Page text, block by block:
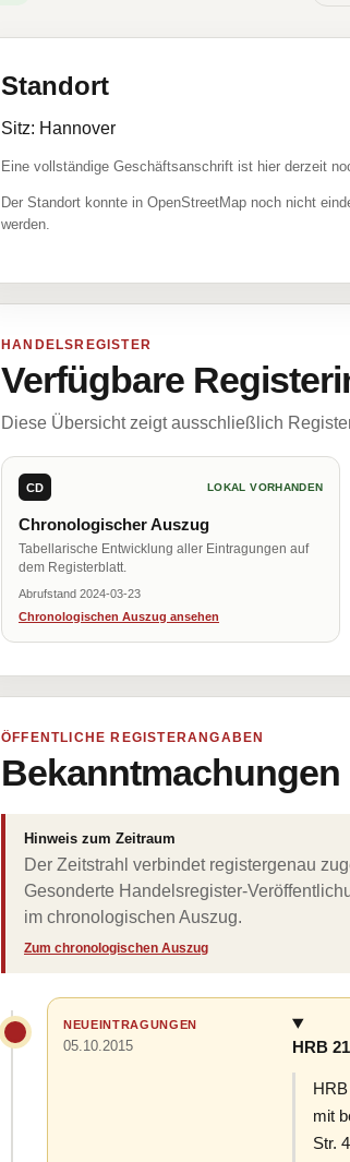
Standort
Sitz: Hannover
Eine vollständige Geschäftsanschrift ist hier derzeit
Der Standort konnte in OpenStreetMap noch nicht
werden.
HANDELSREGISTER
Verfügbare
Diese Übersicht zeigt ausschließlich
CD LOKAL VORHANDEN
Chronologischer Auszug
Tabellarische Entwicklung aller Eintragungen auf
dem Registerblatt.
Abrufstand 2024-03-23
Chronologischen Auszug ansehen
ÖFFENTLICHE REGISTERANGABEN
Hinweis zum Zeitraum
Der Zeitstrahl verbindet registergenau
Gesonderte Handelsregister-
im chronologischen Auszug.
Zum chronologischen Auszug
NEUEINTRAGUNGEN
05.10.2015 HRB
mit
Str.